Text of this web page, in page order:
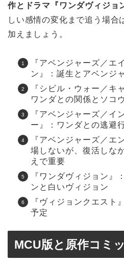
作とドラマ『ワンダヴィジョ
しい感情の変化まで追う場合
加えましょう。
『アベンジャーズ／エ
ン』：誕生とアベンジ
『シビル・ウォー／キ
ワンダとの関係とソコ
『アベンジャーズ／イ
ー』：ワンダとの逃避
『アベンジャーズ／エ
場しないが、復活しな
えで重要
『ワンダヴィジョン』
ンと白いヴィジョン
『ヴィジョンクエスト
予定
MCU版と原作コミ